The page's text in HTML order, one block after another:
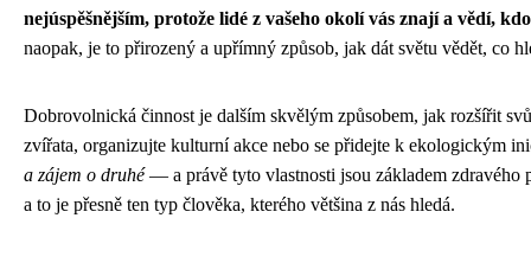
nejúspěšnějším, protože lidé z vašeho okolí vás znají a vědí,
naopak, je to přirozený a upřímný způsob, jak dát světu vědět, co
Dobrovolnická činnost je dalším skvělým způsobem, jak rozšířit
zvířata, organizujte kulturní akce nebo se přidejte k ekologickým
a zájem o druhé— a právě tyto vlastnosti jsou základem zdravého
a to je přesně ten typ člověka, kterého většina z nás hledá.